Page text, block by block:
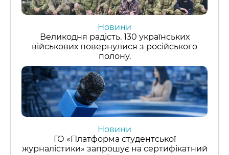
Новини
Великодня радість. 130 українських
військових повернулися з російського
полону.
Новини
ГО «Платформа студентської
журналістики» запрошує на сертифікатний